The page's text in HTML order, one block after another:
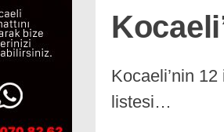
Kocaeli’nin
listesi…